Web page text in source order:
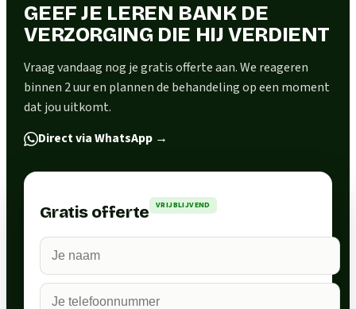
GEEF JE LEREN BANK DE
VERZORGING DIE HIJ VERDIENT
Vraag vandaag nog je gratis offerte aan. We reageren
binnen 2 uur en plannen de behandeling op een moment
dat jou uitkomt.
Direct via WhatsApp →
Gratis offerte VRIJBLIJVEND